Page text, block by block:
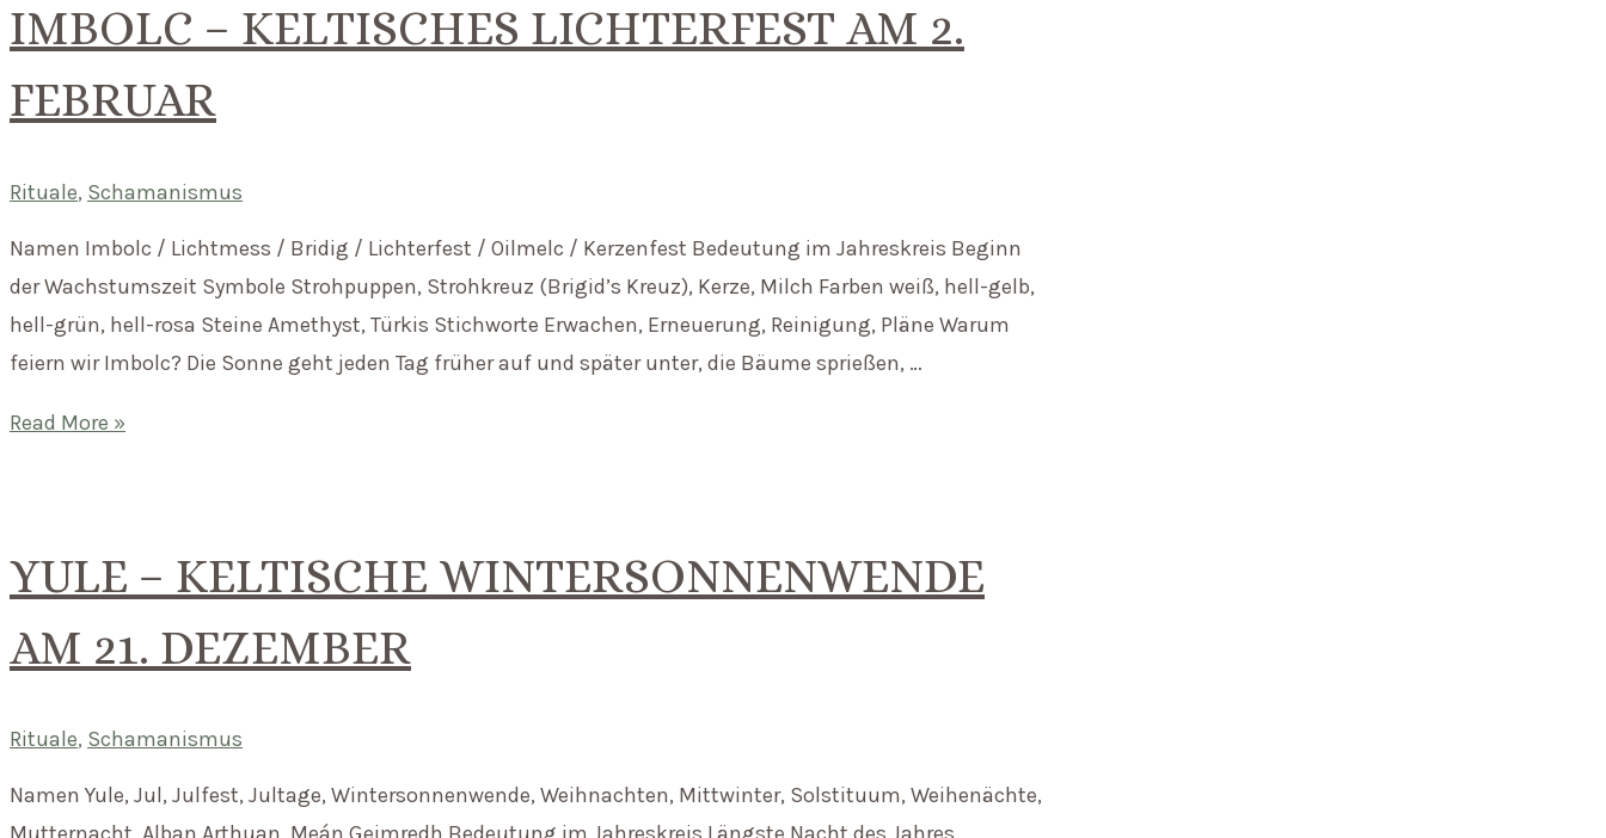
feierst
die
Kraft
Mondes
IMBOLC – KELTISCHES LICHTERFEST AM 2.
FEBRUAR
Rituale, Schamanismus
Namen Imbolc / Lichtmess / Bridig / Lichterfest / Oilmelc / Kerzenfest Bedeutung im Jahreskreis Beginn
der Wachstumszeit Symbole Strohpuppen, Strohkreuz (Brigid’s Kreuz), Kerze, Milch Farben weiß, hell-gelb,
hell-grün, hell-rosa Steine Amethyst, Türkis Stichworte Erwachen, Erneuerung, Reinigung, Pläne Warum
feiern wir Imbolc? Die Sonne geht jeden Tag früher auf und später unter, die Bäume sprießen, …
Imbolc
am
Februar
Read More »
YULE – KELTISCHE WINTERSONNENWENDE
AM 21. DEZEMBER
Rituale, Schamanismus
Namen Yule, Jul, Julfest, Jultage, Wintersonnenwende, Weihnachten, Mittwinter, Solstituum, Weihenächte,